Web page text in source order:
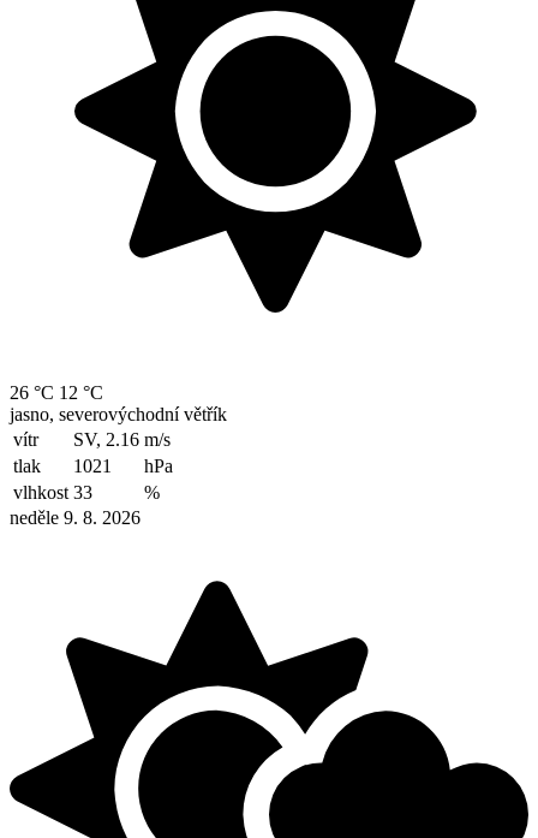
26 °C 12 °C
jasno, severovýchodní větřík
vítr
SV, 2.16 m/s
tlak
1021
hPa
vlhkost 33
%
neděle 9. 8. 2026